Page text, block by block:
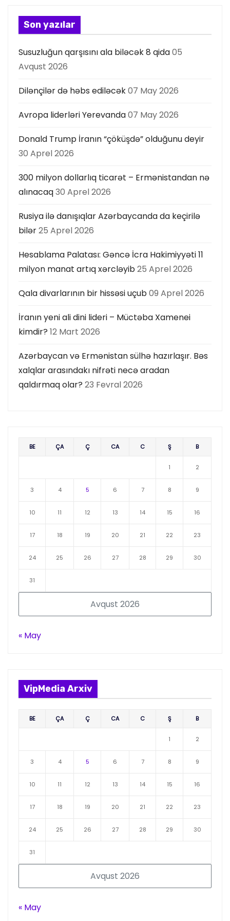
Son yazılar
Susuzluğun qarşısını ala biləcək 8 qida05
Avqust 2026
Dilənçilər də həbs ediləcək07 May 2026
Avropa liderləri Yerevanda07 May 2026
Donald Trump İranın “çöküşdə” olduğunu deyir
30 Aprel 2026
300 milyon dollarlıq ticarət – Ermənistandan nə
alınacaq30 Aprel 2026
Rusiya ilə danışıqlar Azərbaycanda da keçirilə
bilər25 Aprel 2026
Hesablama Palatası: Gəncə İcra Hakimiyyəti 11
milyon manat artıq xərcləyib25 Aprel 2026
Qala divarlarının bir hissəsi uçub09 Aprel 2026
İranın yeni ali dini lideri – Müctəba Xamenei
kimdir? 12 Mart 2026
Azərbaycan və Ermənistan sülhə hazırlaşır. Bəs
xalqlar arasındakı nifrəti necə aradan
qaldırmaq olar? 23 Fevral 2026
Avqust 2026
BE ÇA Ç CA C Ş B
1 2
3 4 5 6 7 8 9
10 11 12 13 14 15 16
17 18 19 20 21 22 23
24 25 26 27 28 29 30
31
« May
VipMedia Arxiv
Avqust 2026
BE ÇA Ç CA C Ş B
1 2
3 4 5 6 7 8 9
10 11 12 13 14 15 16
17 18 19 20 21 22 23
24 25 26 27 28 29 30
31
« May